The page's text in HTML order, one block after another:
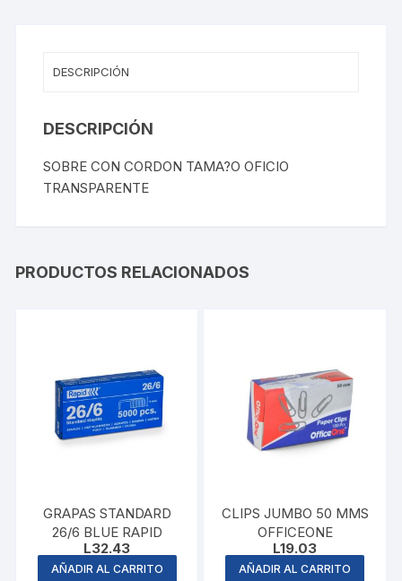
DESCRIPCIÓN
DESCRIPCIÓN
SOBRE CON CORDON TAMA?O OFICIO
TRANSPARENTE
PRODUCTOS RELACIONADOS
GRAPAS STANDARD
26/6 BLUE RAPID
L32.43
AÑADIR AL CARRITO
CLIPS JUMBO 50 MMS
OFFICEONE
L19.03
AÑADIR AL CARRITO